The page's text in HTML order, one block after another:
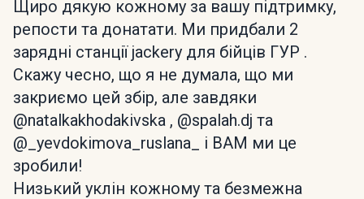
Щиро дякую кожному за вашу підтримку,
репости та донатати. Ми придбали 2
зарядні станції jackery для бійців ГУР .
Скажу чесно, що я не думала, що ми
закриємо цей збір, але завдяки
@natalkakhodakivska , @spalah.dj та
@_yevdokimova_ruslana_ і ВАМ ми це
зробили!
Низький уклін кожному та безмежна